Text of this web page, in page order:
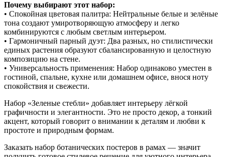
Почему выбирают этот набор:
• Спокойная цветовая палитра: Нейтральные белые и зелёные
тона создают умиротворяющую атмосферу и легко
комбинируются с любым светлым интерьером.
• Гармоничный парный дуэт: Два разных, но стилистически
единых растения образуют сбалансированную и целостную
композицию на стене.
• Универсальность применения: Набор одинаково уместен в
гостиной, спальне, кухне или домашнем офисе, внося ноту
спокойствия и свежести.
Набор «Зеленые стебли» добавляет интерьеру лёгкой
графичности и элегантности. Это не просто декор, а тонкий
акцент, который говорит о внимании к деталям и любви к
простоте и природным формам.
Заказать набор ботанических постеров в рамах — значит